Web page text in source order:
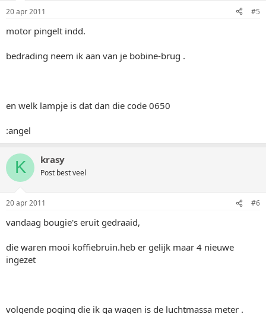
20 apr 2011 #5
motor pingelt indd.
bedrading neem ik aan van je bobine-brug .
en welk lampje is dat dan die code 0650
:angel
K krasy
Post best veel
20 apr 2011 #6
vandaag bougie's eruit gedraaid,
die waren mooi koffiebruin.heb er gelijk maar 4 nieuwe
ingezet
volgende poging die ik ga wagen is de luchtmassa meter .